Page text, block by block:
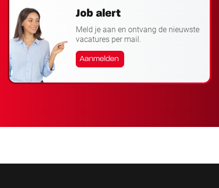
Job alert
Meld je aan en ontvang de nieuwste
vacatures per mail.
Aanmelden